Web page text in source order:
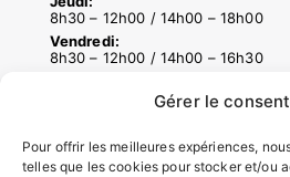
Gérer le
Pour offrir les meilleures expériences,
telles que les cookies pour stocker et/ou
8h30 – 12h00 / 14h00 – 18h00
Vendredi:
8h30 – 12h00 / 14h00 – 16h30
Contacter la mairie